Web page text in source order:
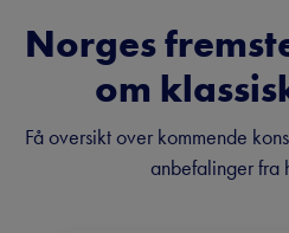
Norges
om
Få oversikt over kommende
anbefalinger fra